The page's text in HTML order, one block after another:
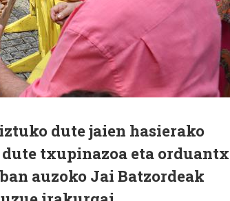
dute jaien hasierako
dute txupinazoa eta
auzoko Jai Batzordeak